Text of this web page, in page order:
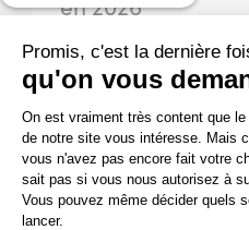
Promis, c'est la dernière
qu'on vous
Plateforme de
On est vraiment très content que le
de notre site vous intéresse. Mais
vous n'avez pas encore fait votre
sait pas si vous nous autorisez à
Vous pouvez même décider quels
lancer.
en 2026
Découvrez les métiers
2026 : paie, assistanat
responsable RH, et les
développer pour